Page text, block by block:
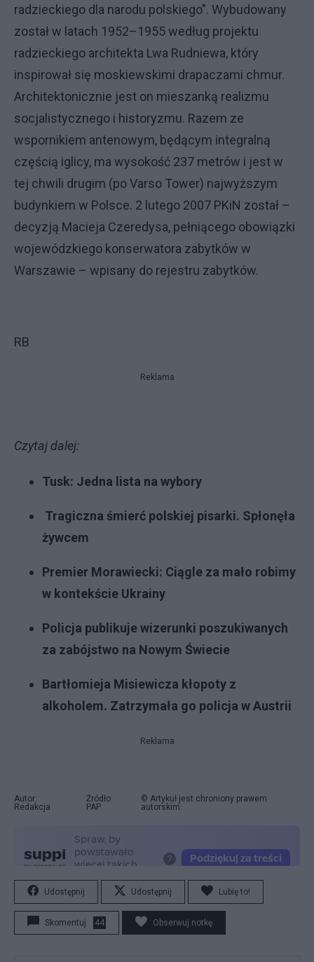
radzieckiego dla narodu polskiego". Wybudowany
został w latach 1952–1955 według projektu
radzieckiego architekta Lwa Rudniewa, który
inspirował się moskiewskimi drapaczami chmur.
Architektonicznie jest on mieszanką realizmu
socjalistycznego i historyzmu. Razem ze
wspornikiem antenowym, będącym integralną
częścią iglicy, ma wysokość 237 metrów i jest w
tej chwili drugim (po Varso Tower) najwyższym
budynkiem w Polsce. 2 lutego 2007 PKiN został –
decyzją Macieja Czeredysa, pełniącego obowiązki
wojewódzkiego konserwatora zabytków w
Warszawie – wpisany do rejestru zabytków.
RB
Reklama
Czytaj dalej:
Tusk: Jedna lista na wybory
Tragiczna śmierć polskiej pisarki. Spłonęła
żywcem
Premier Morawiecki: Ciągle za mało robimy
w kontekście Ukrainy
Policja publikuje wizerunki poszukiwanych
za zabójstwo na Nowym Świecie
Bartłomieja Misiewicza kłopoty z
alkoholem. Zatrzymała go policja w Austrii
Reklama
Autor:
Redakcja
Źródło:
PAP
© Artykuł jest chroniony prawem
autorskim.
Udostępnij Udostępnij Lubię to!
Skomentuj 44 Obserwuj notkę